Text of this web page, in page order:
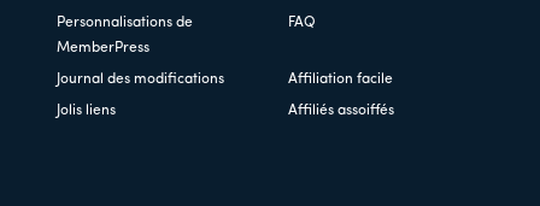
Personnalisations de
MemberPress
FAQ
Journal des modifications Affiliation facile
Jolis liens Affiliés assoiffés